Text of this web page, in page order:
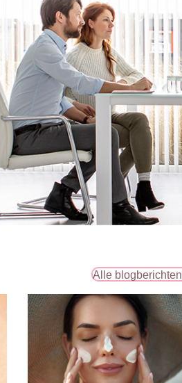
Alle blogberichten